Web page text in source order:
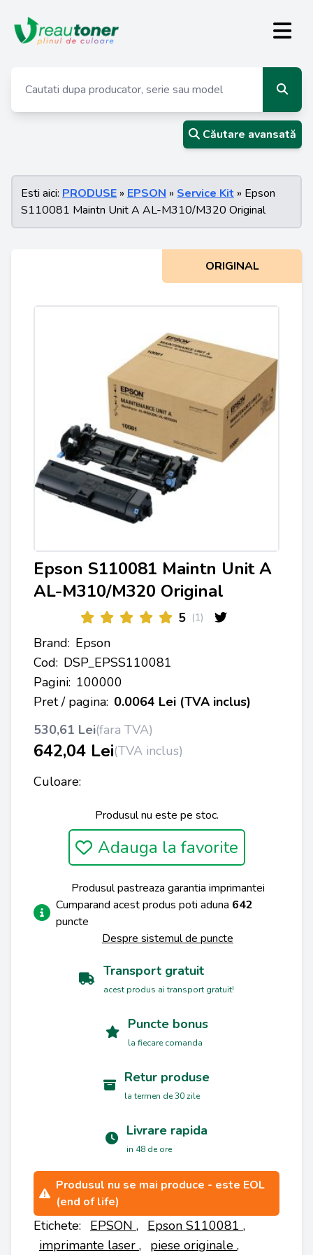
Căutare avansată
Esti aici: PRODUSE » EPSON » Service Kit » Epson
S110081 Maintn Unit A AL-M310/M320 Original
ORIGINAL
Epson S110081 Maintn Unit A
AL-M310/M320 Original
5 (1)
Brand: Epson
Cod: DSP_EPSS110081
Pagini: 100000
Pret / pagina: 0.0064 Lei (TVA inclus)
530,61 Lei(fara TVA)
642,04 Lei(TVA inclus)
Culoare:
Produsul nu este pe stoc.
Adauga la favorite
Produsul pastreaza garantia imprimantei
Cumparand acest produs poti aduna 642
puncte
Despre sistemul de puncte
Transport gratuit
acest produs ai transport gratuit!
Puncte bonus
la fiecare comanda
Retur produse
la termen de 30 zile
Livrare rapida
in 48 de ore
Produsul nu se mai produce - este EOL
(end of life)
Etichete: EPSON , Epson S110081 ,
imprimante laser , piese originale ,